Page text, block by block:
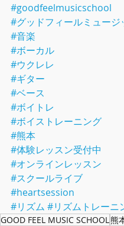
#goodfeelmusicschool
#グッドフィールミュージ
#音楽
#ボーカル
#ウクレレ
#ギター
#ベース
#ボイトレ
#ボイストレーニング
#熊本
#体験レッスン受付中
#オンラインレッスン
#スクールライブ
#heartsession
#リズム #リズムトレーニ
GOOD FEEL MUSIC SCHOOL熊